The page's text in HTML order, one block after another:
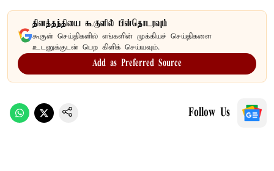
தினத்தந்தியை கூகுளில் பின்தொடரவும்
கூகுள் செய்திகளில் எங்களின் முக்கியச் செய்திகளை
உடனுக்குடன் பெற கிளிக் செய்யவும்.
Add as Preferred Source
Follow Us